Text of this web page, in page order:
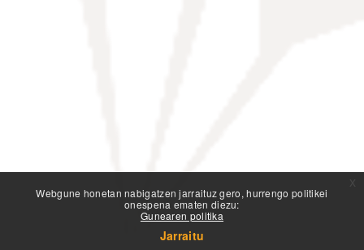
Webgune honetan nabigatzen jarraituz gero, hurrengo politikei
onespena ematen diezu:
Gunearen politika
Jarraitu